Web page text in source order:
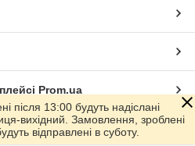
Prom.ua
після 13:00 будуть надіслані
вихідний. Замовлення, зроблені
відправлені в суботу.